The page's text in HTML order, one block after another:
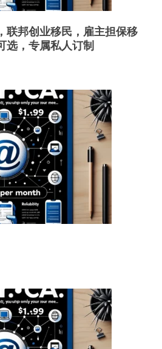
联邦创业移民，雇主担保移
选，专属私人订制